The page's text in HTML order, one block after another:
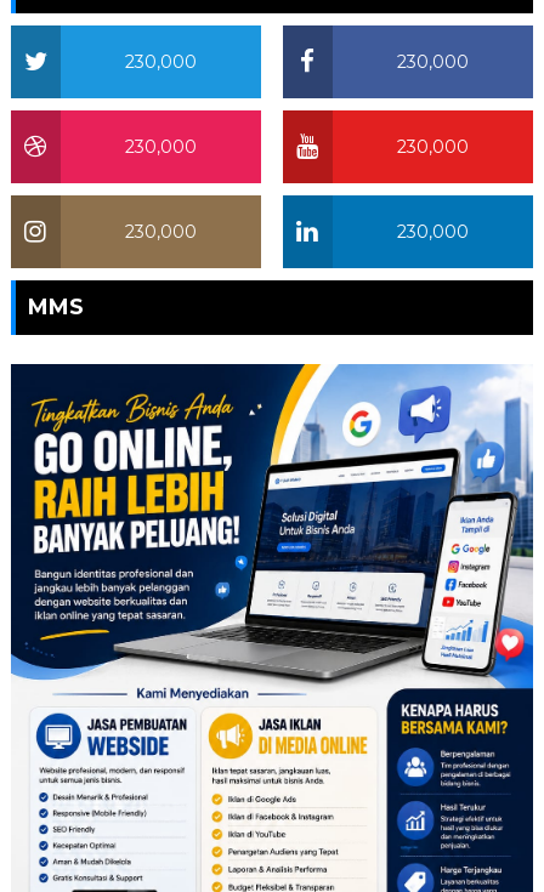
230,000
230,000
230,000
230,000
230,000
230,000
MMS